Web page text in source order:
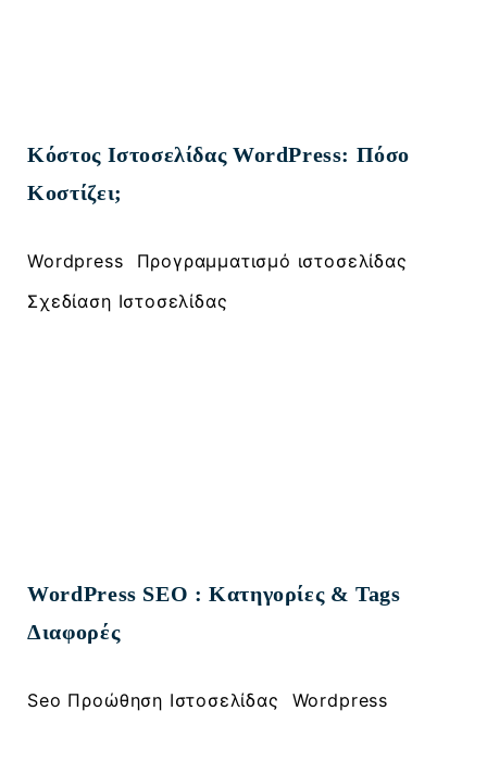
Κόστος Ιστοσελίδας WordPress: Πόσο
Κοστίζει;
Wordpress Προγραμματισμό ιστοσελίδας
Σχεδίαση Ιστοσελίδας
WordPress SEO : Κατηγορίες & Tags
Διαφορές
Seo Προώθηση Ιστοσελίδας Wordpress